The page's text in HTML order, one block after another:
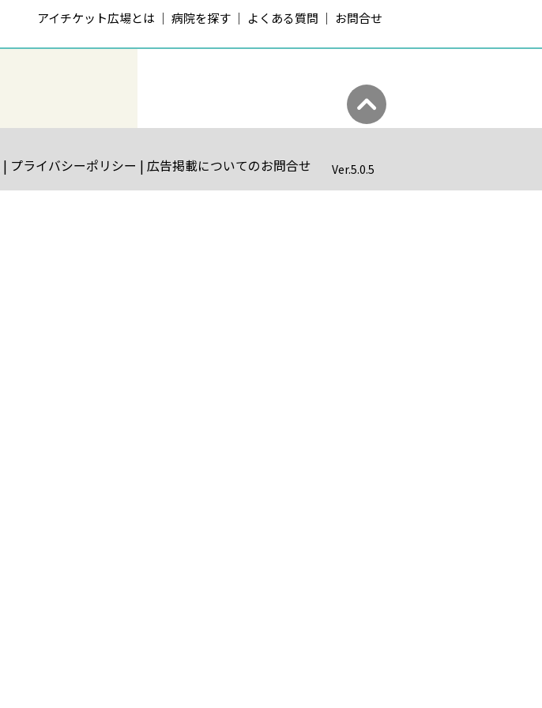
アイチケット広場とは 病院を探す よくある質問 お問合せ
プライバシーポリシー 広告掲載についてのお問合せ Ver.5.0.5